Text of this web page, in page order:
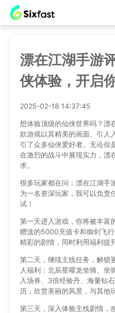
漂在江湖手游
侠体验，开启
2025-02-18 14:37:45
想体验顶级的仙侠世界吗？漂
款游戏以其精美的画面、引人
引了众多仙侠爱好者。无论你
在激烈的战斗中展现实力，漂
求。
很多玩家都在问：漂在江湖手
为一名资深玩家，我可以负责
试！
第一天进入游戏，你将被丰富
赠送的5000充值卡和御剑飞
精彩的剧情，同时利用福利提
第二天，继续主线任务，解锁
人福利：北辰星曜龙坐骑、坐
入场券、3倍经验丹、海量钻
历，欣赏美丽的风景，与其他
第三天，深入体验主线剧情，